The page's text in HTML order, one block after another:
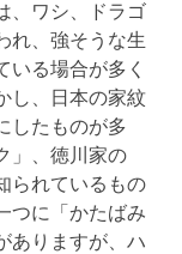
、ワシ、ドラゴ
れ、強そうな生
いる場合が多く
し、日本の家紋
したものが多
」、徳川家の
られているもの
つに「かたばみ
ありますが、ハ